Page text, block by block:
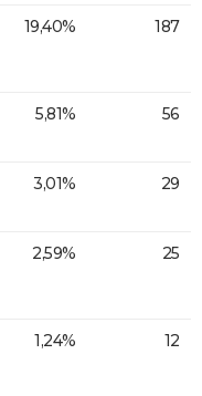
19,40% 187
5,81% 56
3,01% 29
2,59% 25
1,24% 12